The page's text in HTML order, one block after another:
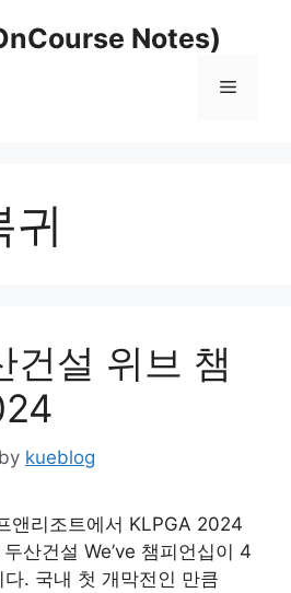
Notes)
Menu
귀
건설 위브 챔
by kueblog
앤리조트에서 KLPGA 2024
산건설 We’ve 챔피언십이 4
. 국내 첫 개막전인 만큼